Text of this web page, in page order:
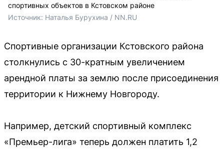
спортивных объектов в Кстовском районе
Источник: Наталья Бурухина / NN.RU
Спортивные организации Кстовского района
столкнулись с 30-кратным увеличением
арендной платы за землю после присоединения
территории к Нижнему Новгороду.
Например, детский спортивный комплекс
«Премьер-лига» теперь должен платить 1,2